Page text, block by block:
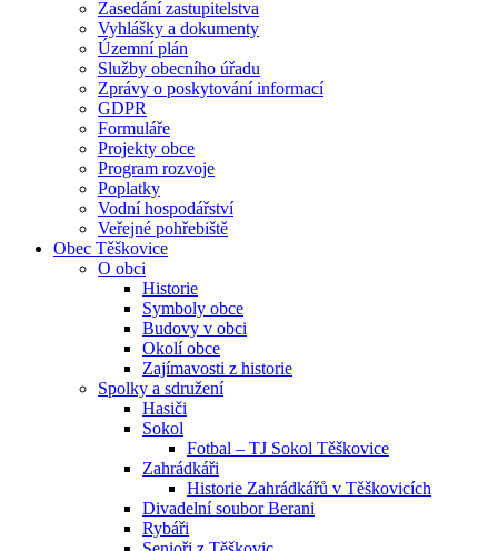
Zasedání zastupitelstva
Vyhlášky a dokumenty
Územní plán
Služby obecního úřadu
Zprávy o poskytování informací
GDPR
Formuláře
Projekty obce
Program rozvoje
Poplatky
Vodní hospodářství
Veřejné pohřebiště
Obec Těškovice
O obci
Historie
Symboly obce
Budovy v obci
Okolí obce
Zajímavosti z historie
Spolky a sdružení
Hasiči
Sokol
Fotbal – TJ Sokol Těškovice
Zahrádkáři
Historie Zahrádkářů v Těškovicích
Divadelní soubor Berani
Rybáři